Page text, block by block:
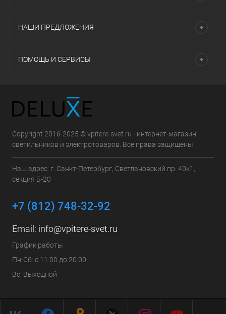
НАШИ ПРЕДЛОЖЕНИЯ
ПОМОЩЬ И СЕРВИСЫ
Copyright 2016-2025 © vpitere-svet.ru - интернет-магазин
светильников и электротоваров. Все права защищены.
Наш адрес: г. Санкт-Петербург, Светлановский пр. 40к1,
секция Б-20
+7 (812) 748-32-92
Email: info@vpitere-svet.ru
График работы
Пн-Сб: с 11:00 до 20:00
Вс: Выходной